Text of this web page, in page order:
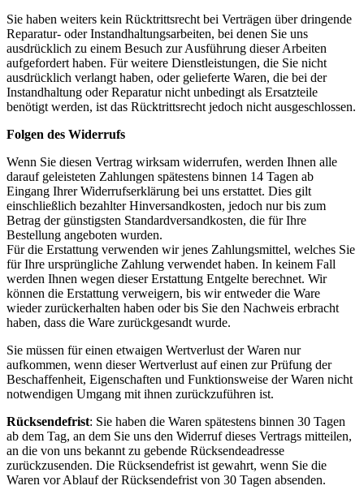
Sie haben weiters kein Rücktrittsrecht bei Verträgen über dringende
Reparatur- oder Instandhaltungsarbeiten, bei denen Sie uns
ausdrücklich zu einem Besuch zur Ausführung dieser Arbeiten
aufgefordert haben. Für weitere Dienstleistungen, die Sie nicht
ausdrücklich verlangt haben, oder gelieferte Waren, die bei der
Instandhaltung oder Reparatur nicht unbedingt als Ersatzteile
benötigt werden, ist das Rücktrittsrecht jedoch nicht ausgeschlossen.
Folgen des Widerrufs
Wenn Sie diesen Vertrag wirksam widerrufen, werden Ihnen alle
darauf geleisteten Zahlungen spätestens binnen 14 Tagen ab
Eingang Ihrer Widerrufserklärung bei uns erstattet. Dies gilt
einschließlich bezahlter Hinversandkosten, jedoch nur bis zum
Betrag der günstigsten Standardversandkosten, die für Ihre
Bestellung angeboten wurden.
Für die Erstattung verwenden wir jenes Zahlungsmittel, welches Sie
für Ihre ursprüngliche Zahlung verwendet haben. In keinem Fall
werden Ihnen wegen dieser Erstattung Entgelte berechnet. Wir
können die Erstattung verweigern, bis wir entweder die Ware
wieder zurückerhalten haben oder bis Sie den Nachweis erbracht
haben, dass die Ware zurückgesandt wurde.
Sie müssen für einen etwaigen Wertverlust der Waren nur
aufkommen, wenn dieser Wertverlust auf einen zur Prüfung der
Beschaffenheit, Eigenschaften und Funktionsweise der Waren nicht
notwendigen Umgang mit ihnen zurückzuführen ist.
Rücksendefrist: Sie haben die Waren spätestens binnen 30 Tagen
ab dem Tag, an dem Sie uns den Widerruf dieses Vertrags mitteilen,
an die von uns bekannt zu gebende Rücksendeadresse
zurückzusenden. Die Rücksendefrist ist gewahrt, wenn Sie die
Waren vor Ablauf der Rücksendefrist von 30 Tagen absenden.